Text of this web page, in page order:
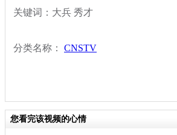
关键词：大兵 秀才
分类名称： CNSTV
您看完该视频的心情